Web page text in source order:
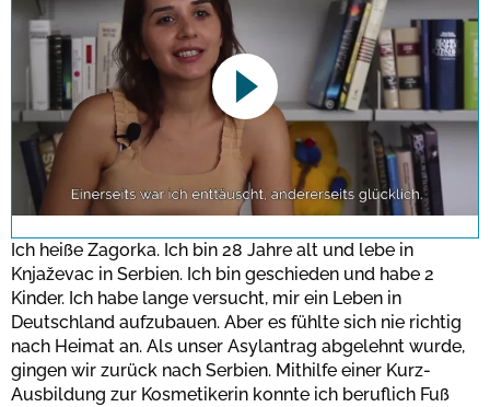
This link opens a YouTube video. Please
note the data protection regulations valid
Bestätigen
Ich heiße Zagorka. Ich bin 28 Jahre alt und lebe in
Knjaževac in Serbien. Ich bin geschieden und habe 2
Kinder. Ich habe lange versucht, mir ein Leben in
Deutschland aufzubauen. Aber es fühlte sich nie richtig
nach Heimat an. Als unser Asylantrag abgelehnt wurde,
gingen wir zurück nach Serbien. Mithilfe einer Kurz-
Ausbildung zur Kosmetikerin konnte ich beruflich Fuß